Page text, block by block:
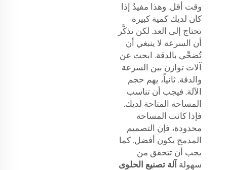
وقت أقل. وهذا مفيدٌ إذا
كان لديك كمية كبيرة
تحتاج إلى العد. لكن تذكَّر
أن السرعة لا ينبغي أن
تُضحِّي بالدقة. ابحث عن
آلات توازن بين السرعة
والدقة. ثانياً، يهم حجم
الآلة. فيجب أن تناسب
المساحة المتاحة لديك.
فإذا كانت المساحة
محدودة، فإن التصميم
المدمج يكون أفضل. كما
يجب أن تتحقق من
سهولة آلة تصنيع الحلوى